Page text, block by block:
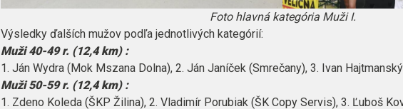
Foto hlavná kategória Muži I.
Výsledky ďalších mužov podľa jednotlivých kategórií:
Muži 40-49 r. (12,4 km) :
1. Ján Wydra (Mok Mszana Dolna), 2. Ján Janíček (Smrečany), 3. Ivan
Muži 50-59 r. (12,4 km) :
1. Zdeno Koleda (ŠKP Žilina), 2. Vladimír Porubiak (ŠK Copy Servis), 3. Ľuboš